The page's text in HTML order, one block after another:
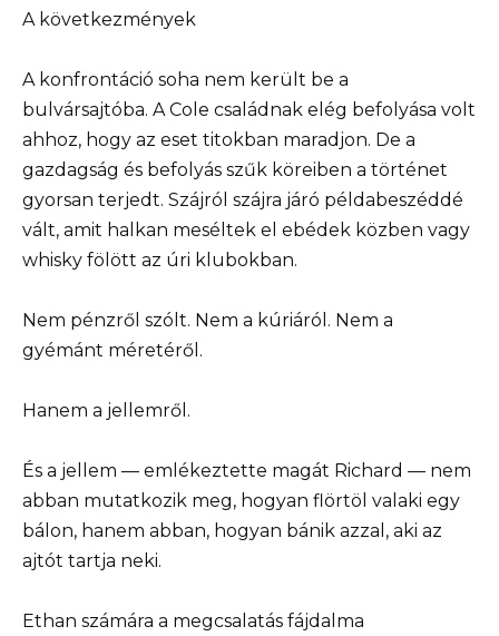
A következmények
A konfrontáció soha nem került be a
bulvársajtóba. A Cole családnak elég befolyása volt
ahhoz, hogy az eset titokban maradjon. De a
gazdagság és befolyás szűk köreiben a történet
gyorsan terjedt. Szájról szájra járó példabeszéddé
vált, amit halkan meséltek el ebédek közben vagy
whisky fölött az úri klubokban.
Nem pénzről szólt. Nem a kúriáról. Nem a
gyémánt méretéről.
Hanem a jellemről.
És a jellem — emlékeztette magát Richard — nem
abban mutatkozik meg, hogyan flörtöl valaki egy
bálon, hanem abban, hogyan bánik azzal, aki az
ajtót tartja neki.
Ethan számára a megcsalatás fájdalma